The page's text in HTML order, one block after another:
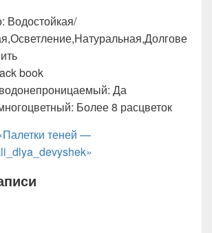
Водостойкая/
book
Да
Более 8 расцветок
теней —